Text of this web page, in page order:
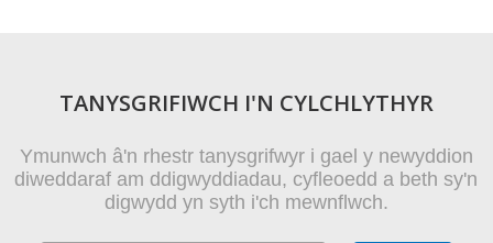
TANYSGRIFIWCH I'N CYLCHLYTHYR
Ymunwch â'n rhestr tanysgrifwyr i gael y newyddion
diweddaraf am ddigwyddiadau, cyfleoedd a beth sy'n
digwydd yn syth i'ch mewnflwch.